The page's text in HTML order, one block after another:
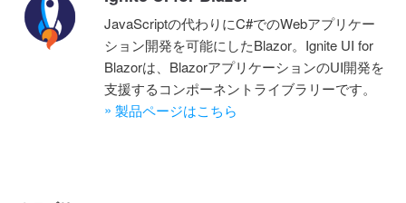
JavaScriptの代わりにC#でのWebアプリケー
ション開発を可能にしたBlazor。Ignite UI for
Blazorは、BlazorアプリケーションのUI開発を
支援するコンポーネントライブラリーです。
» 製品ページはこちら